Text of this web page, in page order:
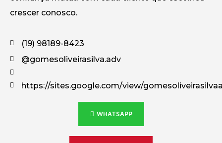
crescer conosco.
(19) 98189-8423
@gomesoliveirasilva.adv
https://sites.google.com/view/
WHATSAPP